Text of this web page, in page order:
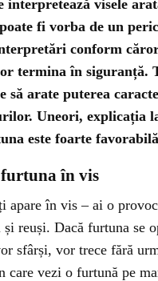
visele
fi vorba de un
conform
termina în siguranță.
să arate puterea
Uneori, explicația
este foarte
furtuna în vis
apare în vis – ai o
reuși. Dacă furtuna se
sfârși, vor trece fără
care vezi o furtună pe